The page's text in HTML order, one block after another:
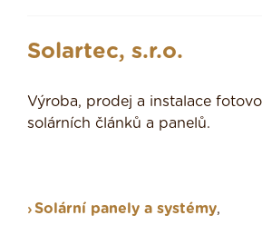
Solartec, s.r.o.
Výroba, prodej a instalace
solárních článků a panelů.
Solární panely a systémy,